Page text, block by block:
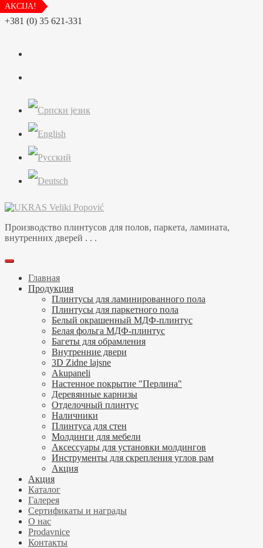
Перейти
к
+381 (0) 35 621-331
Производство плинтусов для полов, паркета, ламината,
внутренних дверей . . .
Главная
Продукция
Плинтусы для ламинированного пола
Плинтусы для паркетного пола
Белый окрашенный МДФ-плинтус
Белая фольга МДФ-плинтус
Багеты для обрамления
Внутренние двери
3D Zidne lajsne
Akupaneli
Настенное покрытие "Перлина"
Деревянные карнизы
Отделочный плинтус
Наличники
Плинтуса для стен
Молдинги для мебели
Аксессуары для установки молдингов
Инструменты для скрепления углов рам
Акция
Акция
Каталог
Галерея
Сертификаты и награды
О нас
Prodavnice
Контакты
AKCIJA!
AKCIJA!
AKCIJA!
AKCIJA!
AKCIJA!
AKCIJA!
AKCIJA!
AKCIJA!
AKCIJA!
AKCIJA!
AKCIJA!